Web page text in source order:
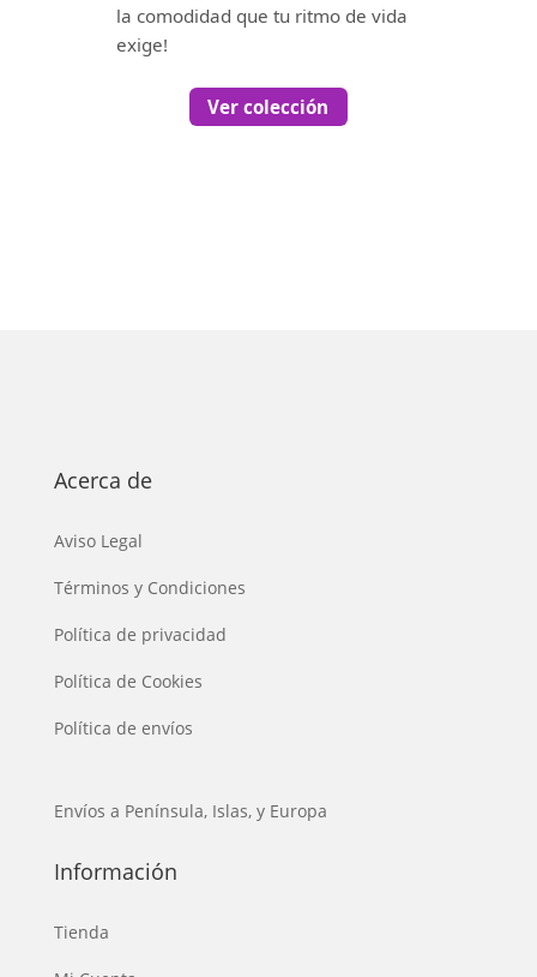
la comodidad que tu ritmo de vida
exige!
Ver colección
Acerca de
Aviso Legal
Términos y Condiciones
Política de privacidad
Política de Cookies
Política de envíos
Envíos a Península, Islas, y Europa
Información
Tienda